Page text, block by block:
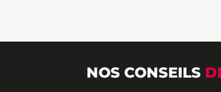
NOS CONSEILS